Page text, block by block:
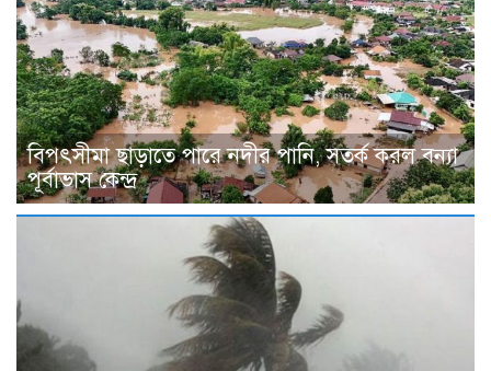
বিপৎসীমা ছাড়াতে পারে নদীর পানি, সতর্ক করল বন্যা
পূর্বাভাস কেন্দ্র